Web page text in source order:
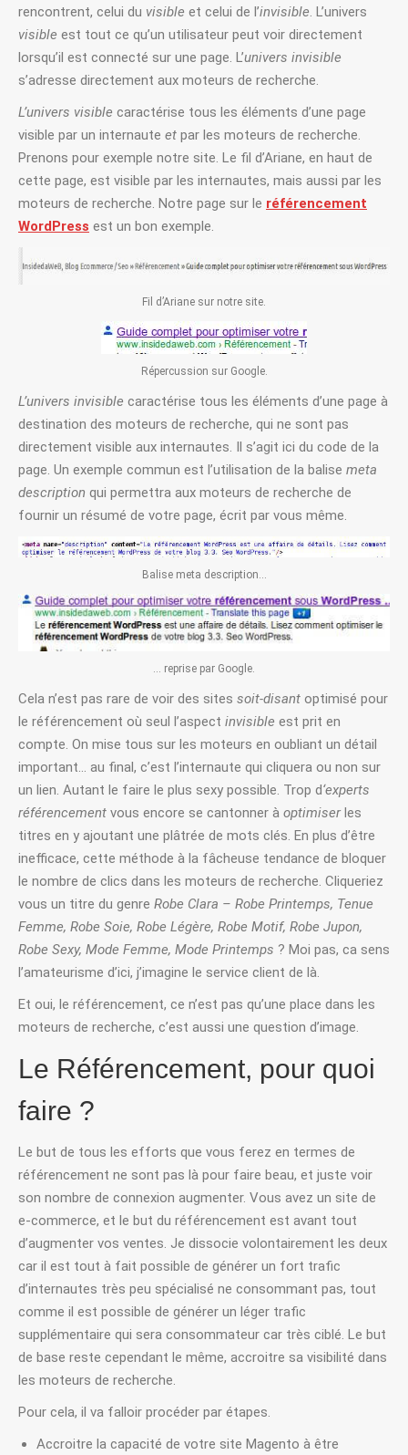
rencontrent, celui du visible et celui de l’invisible. L’univers
visible est tout ce qu’un utilisateur peut voir directement
lorsqu’il est connecté sur une page. L’univers invisible
s’adresse directement aux moteurs de recherche.
L’univers visible caractérise tous les éléments d’une page
visible par un internaute et par les moteurs de recherche.
Prenons pour exemple notre site. Le fil d’Ariane, en haut de
cette page, est visible par les internautes, mais aussi par les
moteurs de recherche. Notre page sur le référencement
WordPress est un bon exemple.
Fil d’Ariane sur notre site.
Répercussion sur Google.
L’univers invisible caractérise tous les éléments d’une page à
destination des moteurs de recherche, qui ne sont pas
directement visible aux internautes. Il s’agit ici du code de la
page. Un exemple commun est l’utilisation de la balise meta
description qui permettra aux moteurs de recherche de
fournir un résumé de votre page, écrit par vous même.
Balise meta description…
… reprise par Google.
Cela n’est pas rare de voir des sites soit-disant optimisé pour
le référencement où seul l’aspect invisible est prit en
compte. On mise tous sur les moteurs en oubliant un détail
important… au final, c’est l’internaute qui cliquera ou non sur
un lien. Autant le faire le plus sexy possible. Trop d‘experts
référencement vous encore se cantonner à optimiserles
titres en y ajoutant une plâtrée de mots clés. En plus d’être
inefficace, cette méthode à la fâcheuse tendance de bloquer
le nombre de clics dans les moteurs de recherche. Cliqueriez
vous un titre du genre Robe Clara – Robe Printemps, Tenue
Femme, Robe Soie, Robe Légère, Robe Motif, Robe Jupon,
Robe Sexy, Mode Femme, Mode Printemps ? Moi pas, ca sens
l’amateurisme d’ici, j’imagine le service client de là.
Et oui, le référencement, ce n’est pas qu’une place dans les
moteurs de recherche, c’est aussi une question d’image.
Le Référencement, pour quoi
faire ?
Le but de tous les efforts que vous ferez en termes de
référencement ne sont pas là pour faire beau, et juste voir
son nombre de connexion augmenter. Vous avez un site de
e-commerce, et le but du référencement est avant tout
d’augmenter vos ventes. Je dissocie volontairement les deux
car il est tout à fait possible de générer un fort trafic
d’internautes très peu spécialisé ne consommant pas, tout
comme il est possible de générer un léger trafic
supplémentaire qui sera consommateur car très ciblé. Le but
de base reste cependant le même, accroitre sa visibilité dans
les moteurs de recherche.
Pour cela, il va falloir procéder par étapes.
Accroitre la capacité de votre site Magento à être